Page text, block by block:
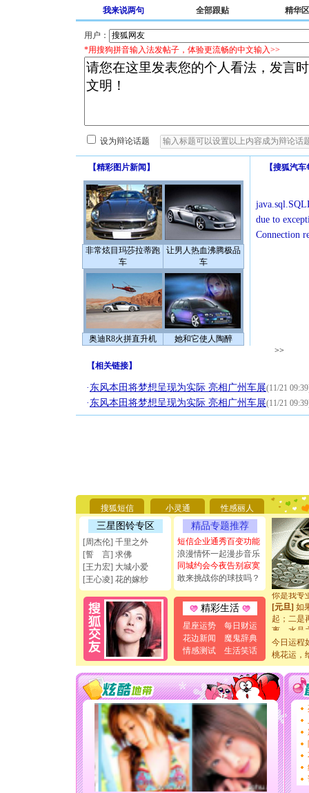
我来说两句 全部跟贴 精华区
用户：
*用搜狗拼音输入法发帖子，体验更流畅的中文输入>>
设为辩论话题
【精彩图片新闻 】
非常炫目玛莎拉蒂跑
车
让男人热血沸腾极品
车
奥迪R8火拼直升机 她和它使人陶醉
【搜狐汽车
due to
Connection
>>
【相关链接】
· 东风本田将梦想呈现为实际 亮相广州车展(11/21
· 东风本田将梦想呈现为实际 亮相广州车展(11/21
搜狐短信 小灵通 性感丽人
三星图铃专区
[周杰伦] 千里之外
[誓 言] 求佛
[王力宏] 大城小爱
[王心凌] 花的嫁纱
精品专题推荐
短信企业通秀百变功能
浪漫情怀一起漫步音乐
同城约会今夜告别寂寞
敢来挑战你的球技吗？
精彩生活
星座运势
每日财运
花边新闻
魔鬼辞典
情感测试
生活笑话
要平安！
[圣诞节]
能正大光
天都要快
[圣诞节]
如意,快
[元旦]看
断电。爱
你是我专
[元旦] 如
起；二是
离。水晶
[元旦]当
泣，这痛
卖了。水
[春节]风
颜！冬
道一声
[春节]
传
片叶子
送你一
[圣诞节]
你太多
要平安
[圣诞节]
能正大
今日运程
桃花运，